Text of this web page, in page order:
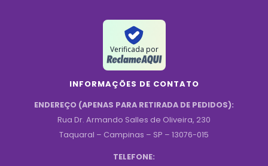
Verificada por
INFORMAÇÕES DE CONTATO
ENDEREÇO (APENAS PARA RETIRADA DE PEDIDOS):
Rua Dr. Armando Salles de Oliveira, 230
Taquaral – Campinas – SP – 13076-015
TELEFONE: